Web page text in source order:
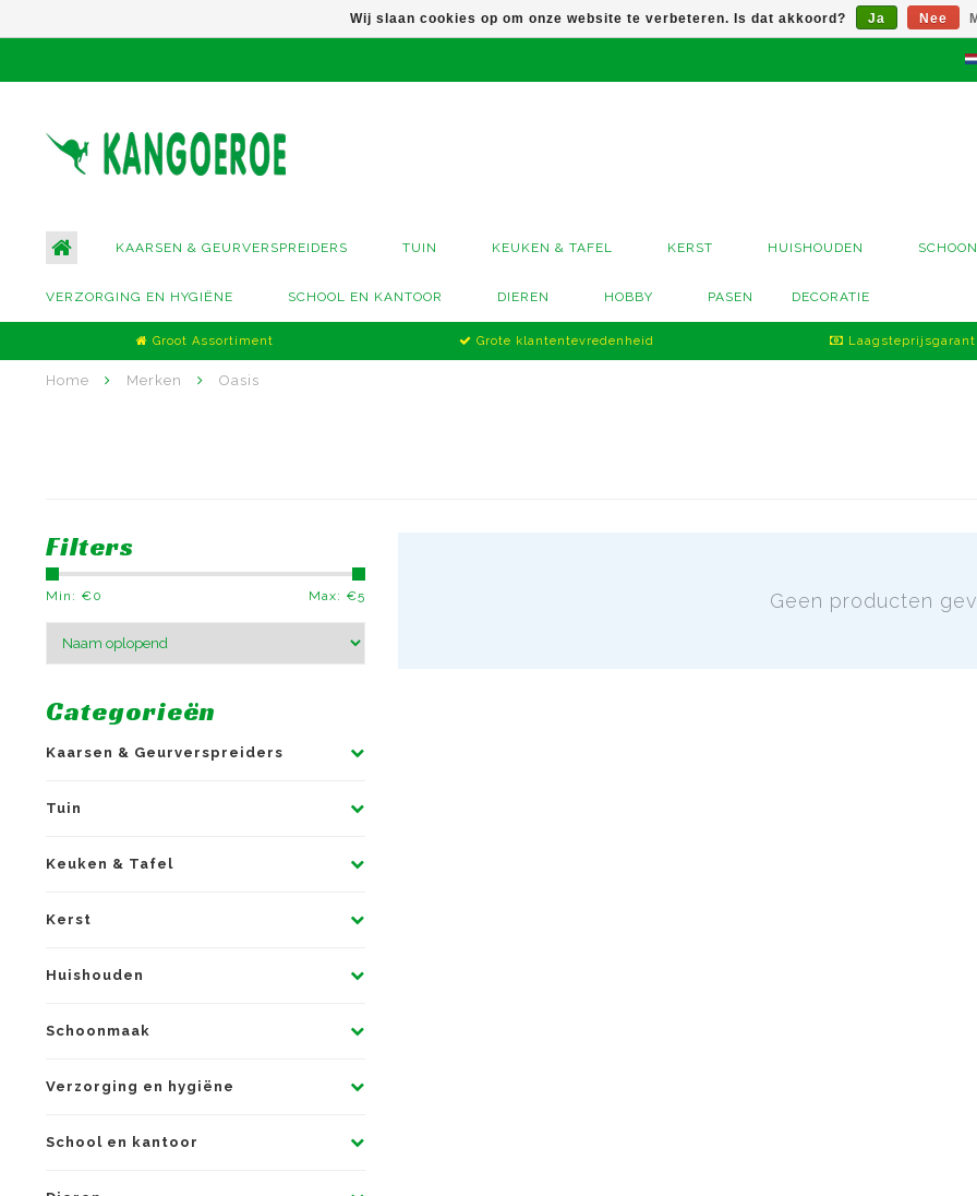
KAARSEN & GEURVERSPREIDERS TUIN KEUKEN & TAFEL KERST HUISHOUDEN
VERZORGING EN HYGIËNE SCHOOL EN KANTOOR DIEREN HOBBY PASEN DECORATIE
Groot Assortiment Grote klantentevredenheid
Home Merken Oasis
Filters
Min: €0 Max: €5
Categorieën
Kaarsen & Geurverspreiders
Tuin
Keuken & Tafel
Kerst
Huishouden
Schoonmaak
Verzorging en hygiëne
School en kantoor
Geen producten
Wij slaan cookies op om onze website te verbeteren. Is dat akkoord? Ja Nee